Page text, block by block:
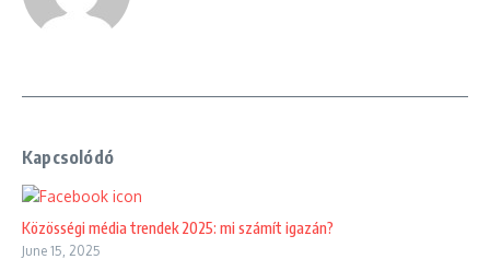
Kapcsolódó
Közösségi média trendek 2025: mi számít igazán?
June 15, 2025